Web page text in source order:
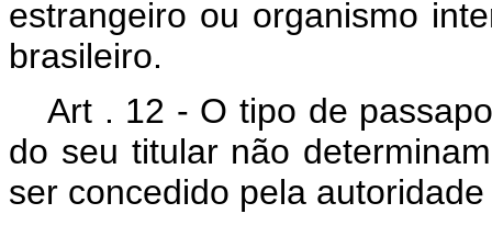
estrangeiro ou organismo
brasileiro.
Art . 12 - O tipo de
do seu titular não
ser concedido pela